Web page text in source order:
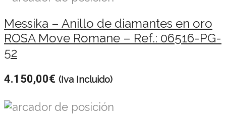
Messika – Anillo de diamantes en oro
ROSA Move Romane – Ref.: 06516-PG-
52
4.150,00€ (Iva Incluido)